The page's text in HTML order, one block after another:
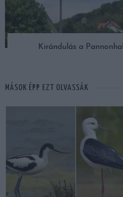
Kirándulás a
MÁSOK ÉPP EZT OLVASSÁK